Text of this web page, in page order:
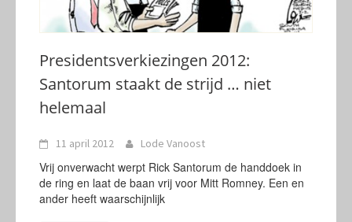
Presidentsverkiezingen 2012:
Santorum staakt de strijd … niet
helemaal
11 april 2012 Lode Vanoost
Vrij onverwacht werpt Rick Santorum de handdoek in
de ring en laat de baan vrij voor Mitt Romney. Een en
ander heeft waarschijnlijk